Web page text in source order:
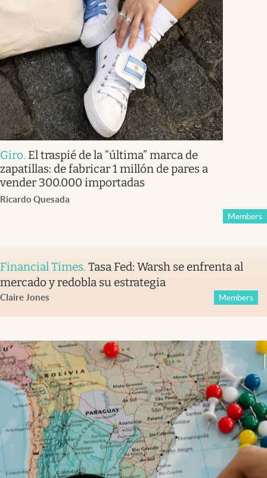
Giro. El traspié de la “última” marca de
zapatillas: de fabricar 1 millón de pares a
vender 300.000 importadas
Ricardo Quesada
Members
Financial Times. Tasa Fed: Warsh se enfrenta al
mercado y redobla su estrategia
Claire Jones Members